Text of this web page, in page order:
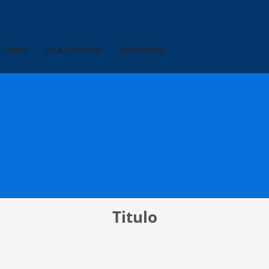
Sobre Loja Conceito Downloads
Titulo